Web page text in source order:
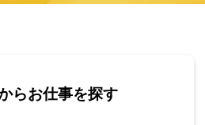
らお仕事を探す